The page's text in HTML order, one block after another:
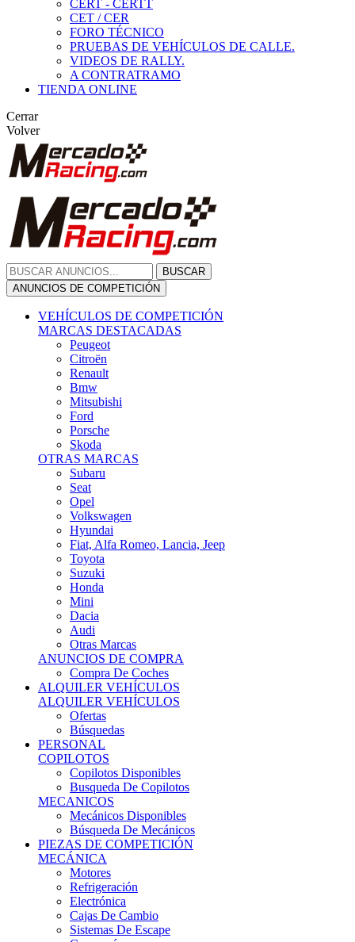
CERT - CERTT
CET / CER
FORO TÉCNICO
PRUEBAS DE VEHÍCULOS DE CALLE.
VIDEOS DE RALLY.
A CONTRATRAMO
TIENDA ONLINE
Cerrar
Volver
BUSCAR
ANUNCIOS DE COMPETICIÓN
VEHÍCULOS DE COMPETICIÓN
MARCAS DESTACADAS
Peugeot
Citroën
Renault
Bmw
Mitsubishi
Ford
Porsche
Skoda
OTRAS MARCAS
Subaru
Seat
Opel
Volkswagen
Hyundai
Fiat, Alfa Romeo, Lancia, Jeep
Toyota
Suzuki
Honda
Mini
Dacia
Audi
Otras Marcas
ANUNCIOS DE COMPRA
Compra De Coches
ALQUILER VEHÍCULOS
ALQUILER VEHÍCULOS
Ofertas
Búsquedas
PERSONAL
COPILOTOS
Copilotos Disponibles
Busqueda De Copilotos
MECANICOS
Mecánicos Disponibles
Búsqueda De Mecánicos
PIEZAS DE COMPETICIÓN
MECÁNICA
Motores
Refrigeración
Electrónica
Cajas De Cambio
Sistemas De Escape